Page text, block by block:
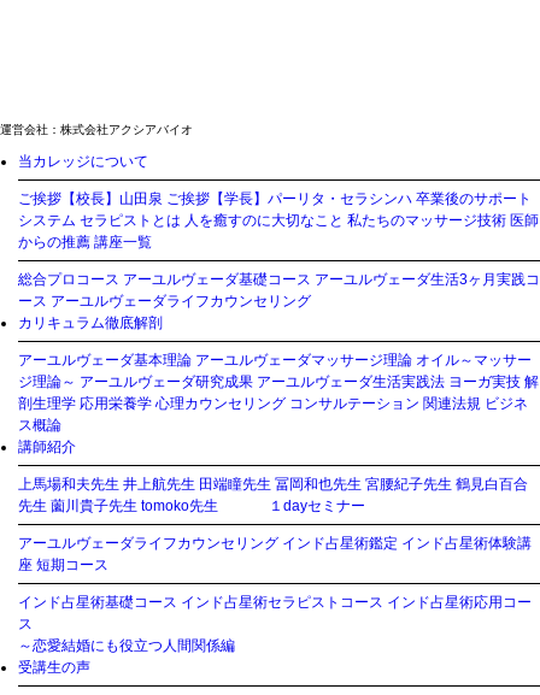
運営会社：株式会社アクシアバイオ
当カレッジについて
ご挨拶【校長】山田泉 ご挨拶【学長】パーリタ・セラシンハ 卒業後のサポート
システム セラピストとは 人を癒すのに大切なこと 私たちのマッサージ技術 医師
からの推薦 講座一覧
総合プロコース アーユルヴェーダ基礎コース アーユルヴェーダ生活3ヶ月実践コ
ース アーユルヴェーダライフカウンセリング
カリキュラム徹底解剖
アーユルヴェーダ基本理論 アーユルヴェーダマッサージ理論 オイル～マッサー
ジ理論～ アーユルヴェーダ研究成果 アーユルヴェーダ生活実践法 ヨーガ実技 解
剖生理学 応用栄養学 心理カウンセリング コンサルテーション 関連法規 ビジネ
ス概論
講師紹介
上馬場和夫先生 井上航先生 田端瞳先生 冨岡和也先生 宮腰紀子先生 鶴見白百合
先生 薗川貴子先生 tomoko先生 １dayセミナー
アーユルヴェーダライフカウンセリング インド占星術鑑定 インド占星術体験講
座 短期コース
インド占星術基礎コース インド占星術セラピストコース インド占星術応用コー
ス
～恋愛結婚にも役立つ人間関係編
受講生の声